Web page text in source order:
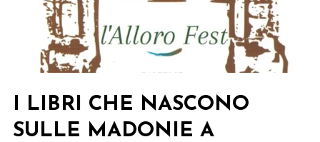
I LIBRI CHE NASCONO
SULLE MADONIE A